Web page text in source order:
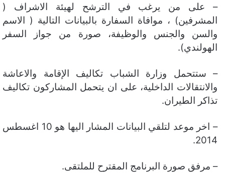
– على من يرغب في الترشح لهيئة الاشراف (
المشرفين) ، موافاة السفارة بالبيانات التالية ( الاسم
والسن والجنس والوظيفة، صورة من جواز السفر
الهولندي).
– ستتحمل وزارة الشباب تكاليف الإقامة والاعاشة
والانتقالات الداخلية، على ان يتحمل المشاركون تكاليف
تذاكر الطيران.
– اخر موعد لتلقي البيانات المشار اليها هو 10 اغسطس
2014.
– مرفق صورة البرنامج المقترح للملتقى.